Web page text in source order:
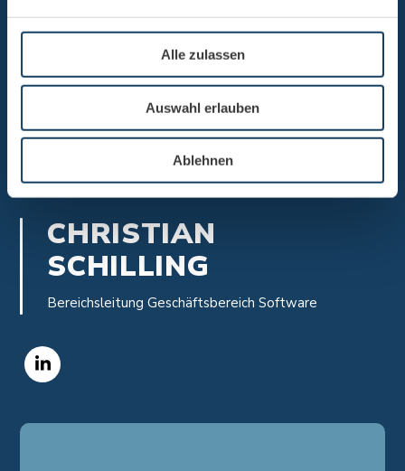
Alle zulassen
Auswahl erlauben
Ablehnen
CHRISTIAN
SCHILLING
Bereichsleitung Geschäftsbereich Software